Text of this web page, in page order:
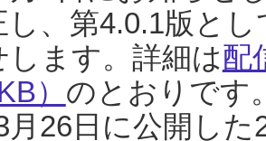
し、第4.0.1版と
します。詳細は配
） のとおりです
月26日に公開し